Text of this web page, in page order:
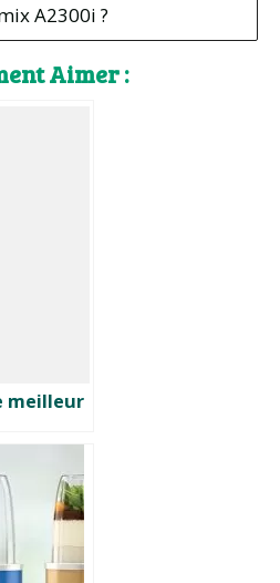
A2300i ?
Aimer :
meilleur